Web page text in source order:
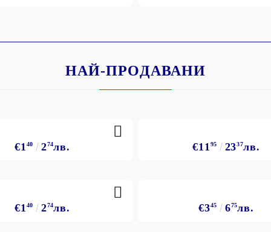
НАЙ-ПРОДАВАНИ
€1 40 274лв. €11 95 2337лв.
€1 40 274лв. €345 675лв.